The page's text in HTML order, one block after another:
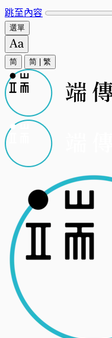
跳至內容
選單
简 简 繁